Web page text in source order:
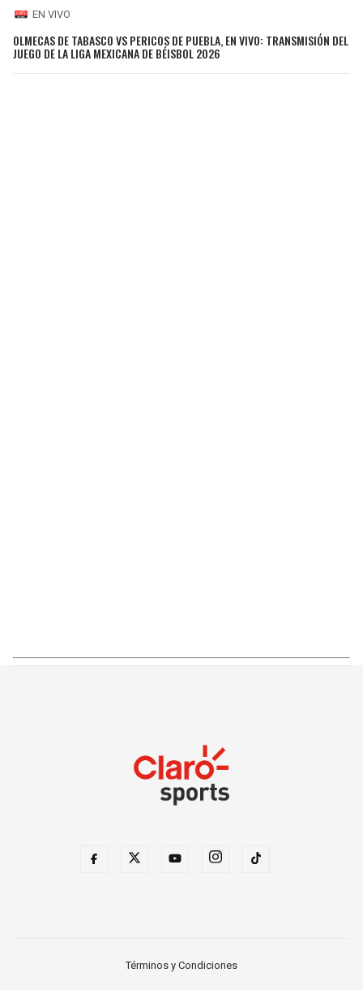
EN VIVO
OLMECAS DE TABASCO VS PERICOS DE PUEBLA, EN VIVO: TRANSMISIÓN DEL
JUEGO DE LA LIGA MEXICANA DE BÉISBOL 2026
Términos y Condiciones